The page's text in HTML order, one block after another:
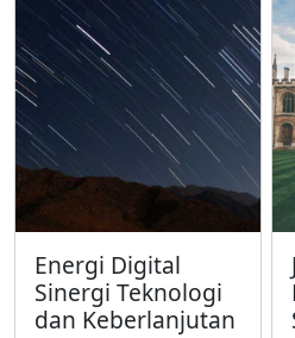
Energi Digital
Sinergi Teknologi
dan Keberlanjutan